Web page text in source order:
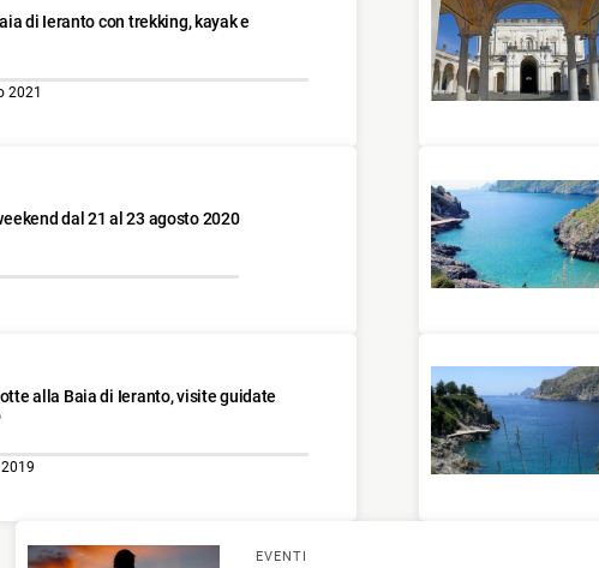
di Ieranto con trekking, kayak e
2021
dal 21 al 23 agosto 2020
alla Baia di Ieranto, visite guidate
EVENTI